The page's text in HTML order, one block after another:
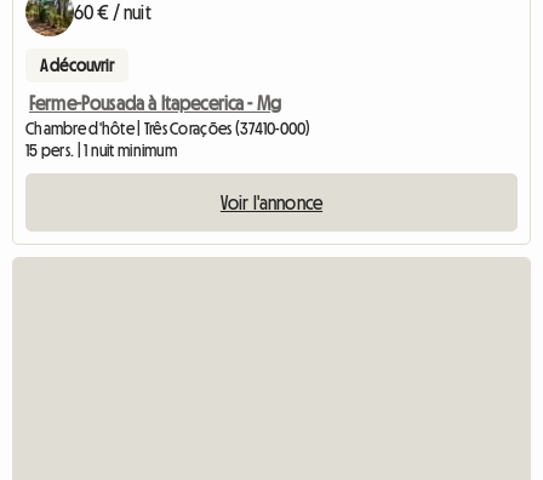
60 € / nuit
A découvrir
Ferme-Pousada à Itapecerica - Mg
Chambre d'hôte | Três Corações (37410-000)
15 pers. | 1 nuit minimum
Voir l'annonce